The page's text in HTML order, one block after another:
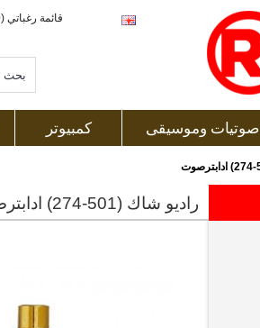
قائمة رغباتي (0)
صوتيات وموسيقى كمبيوتر
راديو شاك (501-274) ادابترصوت